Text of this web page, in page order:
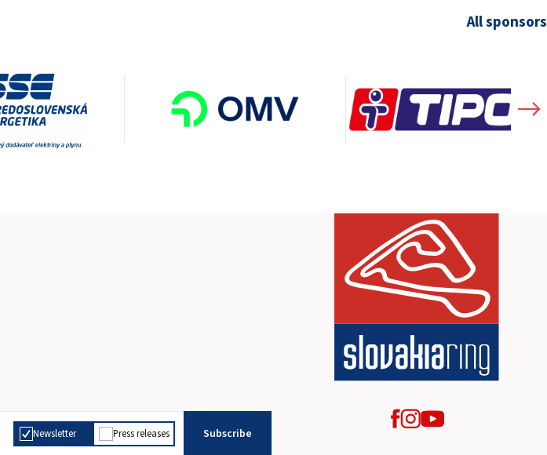
All sponsors
Newsletter Press releases
Subscribe